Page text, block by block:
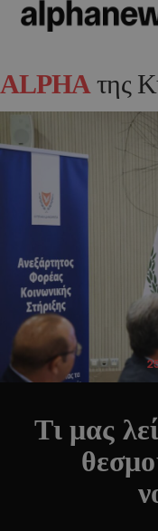
ALPHA της
Τι μας